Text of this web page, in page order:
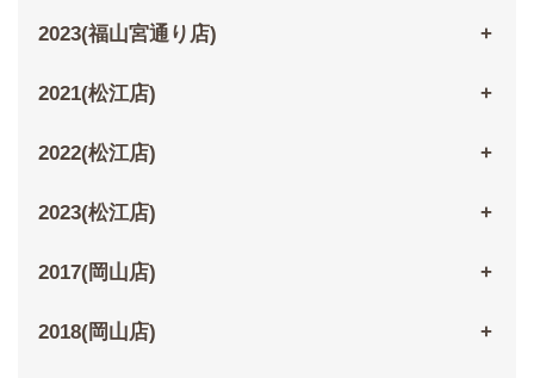
2023(福山宮通り店)
2021(松江店)
2022(松江店)
2023(松江店)
2017(岡山店)
2018(岡山店)